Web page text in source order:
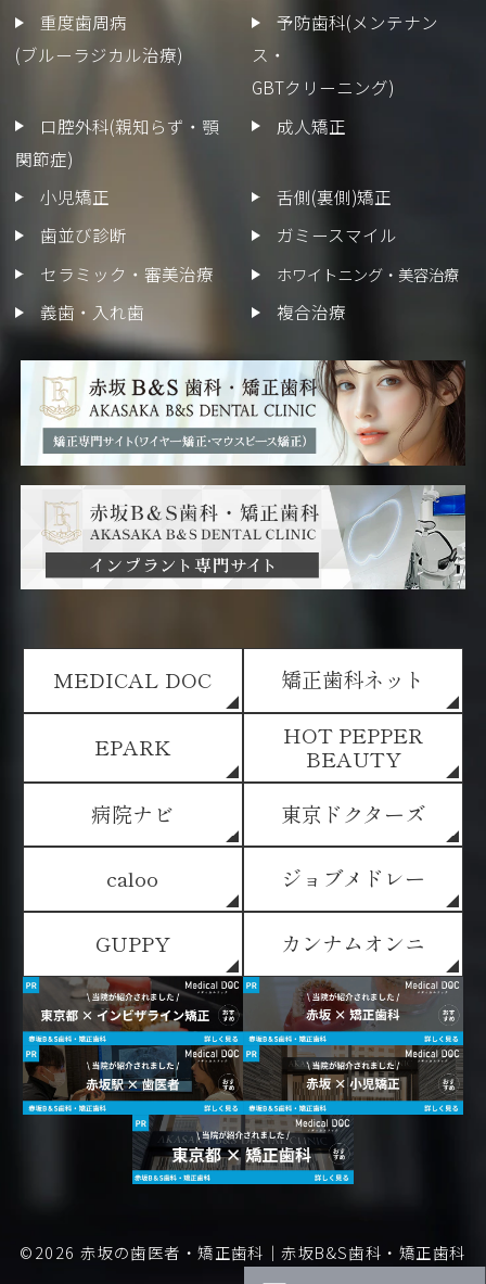
重度歯周病
(ブルーラジカル治療)
予防歯科(メンテナン
ス・
GBTクリーニング)
口腔外科(親知らず・顎
関節症)
成人矯正
小児矯正
舌側(裏側)矯正
歯並び診断
ガミースマイル
セラミック・審美治療
ホワイトニング・美容治療
義歯・入れ歯 複合治療
MEDICAL DOC 矯正歯科ネット
EPARK
HOT PEPPER
BEAUTY
病院ナビ 東京ドクターズ
caloo ジョブメドレー
GUPPY カンナムオンニ
©2026赤坂の歯医者・矯正歯科｜赤坂B&S歯科・矯正歯科